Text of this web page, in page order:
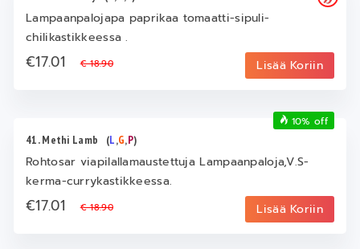
Lampaanpalojapa paprikaa tomaatti-sipuli-
chilikastikkeessa .
€17.01€ 18.90 Lisää Koriin
41. Methi Lamb (L,G,P)
Rohtosar viapilallamaustettuja Lampaanpaloja,V.S-
kerma-currykastikkeessa.
€17.01€ 18.90 Lisää Koriin
10% off